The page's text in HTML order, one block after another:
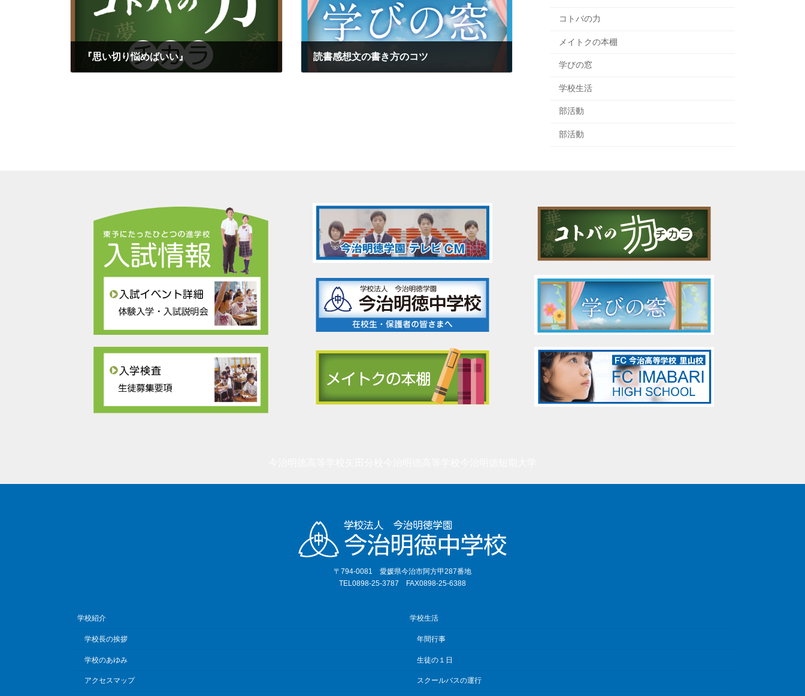
『思い切り悩めばいい』 読書感想文の書き方のコツ
コトバの力
メイトクの本棚
学びの窓
学校生活
部活動
部活動
〒794-0081 愛媛県今治市阿方甲287番地
TEL0898-25-3787 FAX0898-25-6388
学校紹介
学校長の挨拶
学校のあゆみ
アクセスマップ
学校生活
年間行事
生徒の１日
スクールバスの運行